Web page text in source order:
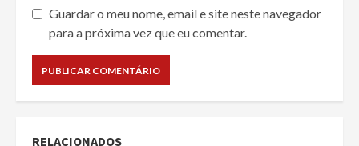
Guardar o meu nome, email e site neste navegador
para a próxima vez que eu comentar.
RELACIONADOS